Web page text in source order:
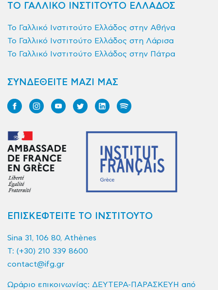
ΤΟ ΓΑΛΛΙΚΟ ΙΝΣΤΙΤΟΥΤΟ ΕΛΛΑΔΟΣ
Το Γαλλικό Ινστιτούτο Ελλάδος στην Αθήνα
Το Γαλλικό Ινστιτούτο Ελλάδος στη Λάρισα
Το Γαλλικό Ινστιτούτο Ελλάδος στην Πάτρα
ΣΥΝΔΕΘΕΙΤΕ ΜΑΖΙ ΜΑΣ
ΕΠΙΣΚΕΦΤΕΙΤΕ ΤΟ ΙΝΣΤΙΤΟΥΤΟ
Sina 31, 106 80, Athènes
T: (+30) 210 339 8600
contact@ifg.gr
Ωράριο επικοινωνίας: ΔΕΥΤΕΡΑ-ΠΑΡΑΣΚΕΥΗ από